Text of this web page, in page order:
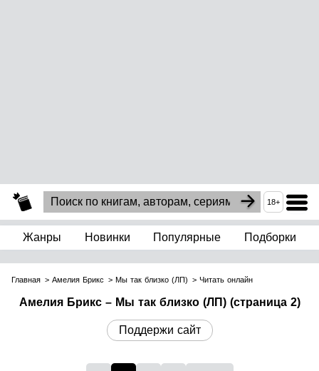
18+
Жанры Новинки Популярные Подборки
Главная Амелия Брикс Мы так близко (ЛП) Читать онлайн
Амелия Брикс – Мы так близко (ЛП) (страница 2)
Поддержи сайт